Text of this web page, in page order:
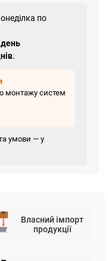
по
день
.
монтажу систем
умови — у
Власний імпорт
продукції